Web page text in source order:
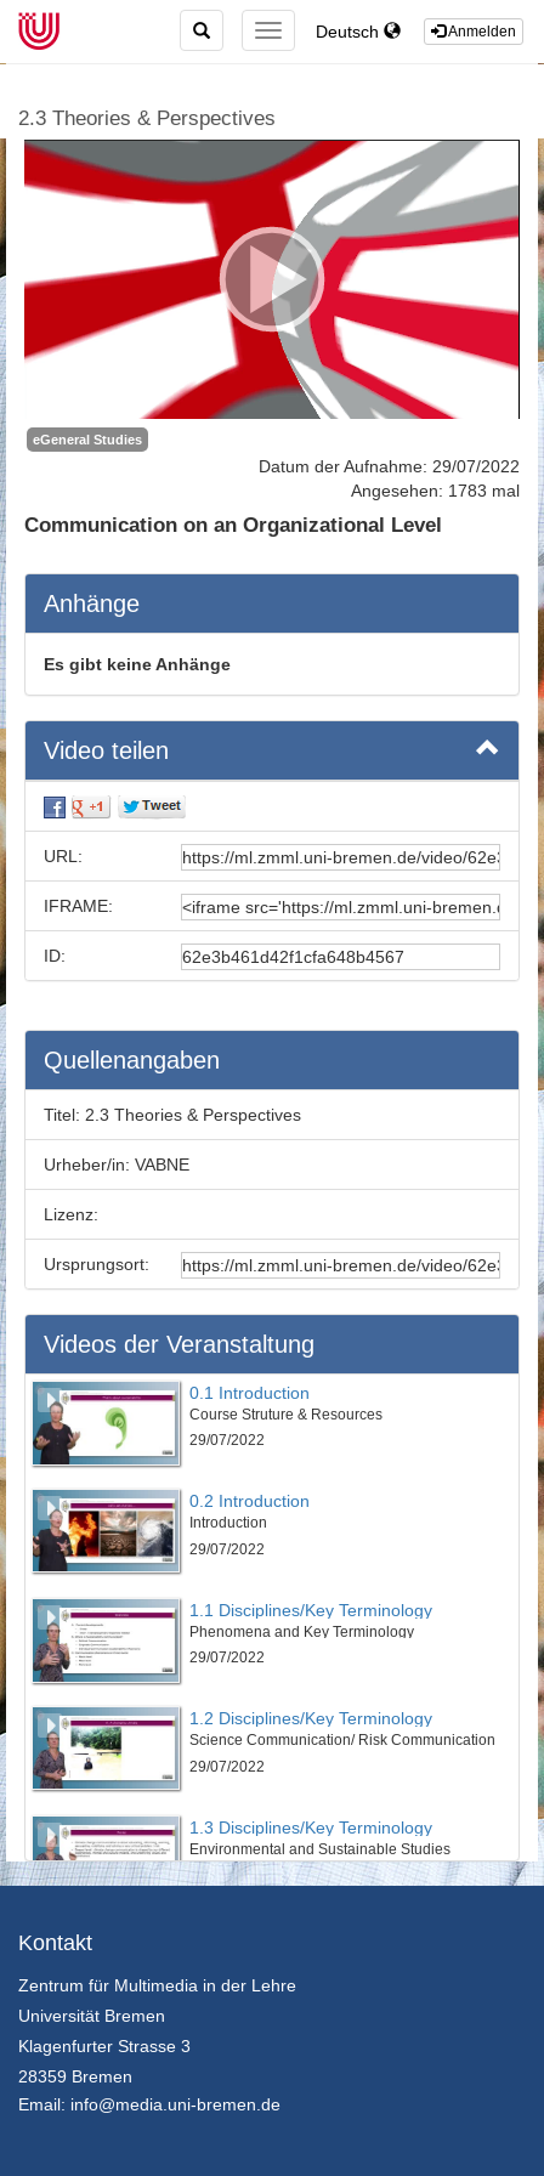
Anmelden
Deutsch
TOGGLE
NAVIGATION
TOGGLE
SEARCH
2.3 Theories & Perspectives
eGeneral Studies
Datum der Aufnahme: 29/07/2022
Angesehen: 1783 mal
Communication on an Organizational Level
Anhänge
Es gibt keine Anhänge
Video teilen
URL:
IFRAME:
ID:
Quellenangaben
Titel: 2.3 Theories & Perspectives
Urheber/in: VABNE
Lizenz:
Ursprungsort:
Videos der Veranstaltung
0.1 Introduction
Course Struture & Resources
29/07/2022
0.2 Introduction
Introduction
29/07/2022
1.1 Disciplines/Key Terminology
Phenomena and Key Terminology
29/07/2022
1.2 Disciplines/Key Terminology
Science Communication/ Risk Communication
29/07/2022
1.3 Disciplines/Key Terminology
Environmental and Sustainable Studies
29/07/2022
29/07/2022
Kontakt
Zentrum für Multimedia in der Lehre
Universität Bremen
Klagenfurter Strasse 3
28359 Bremen
Email: info@media.uni-bremen.de